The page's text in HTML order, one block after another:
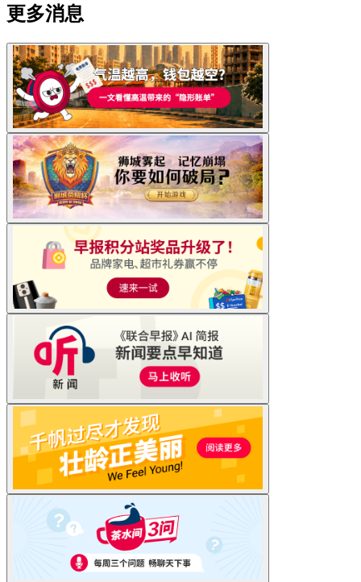
更多消息